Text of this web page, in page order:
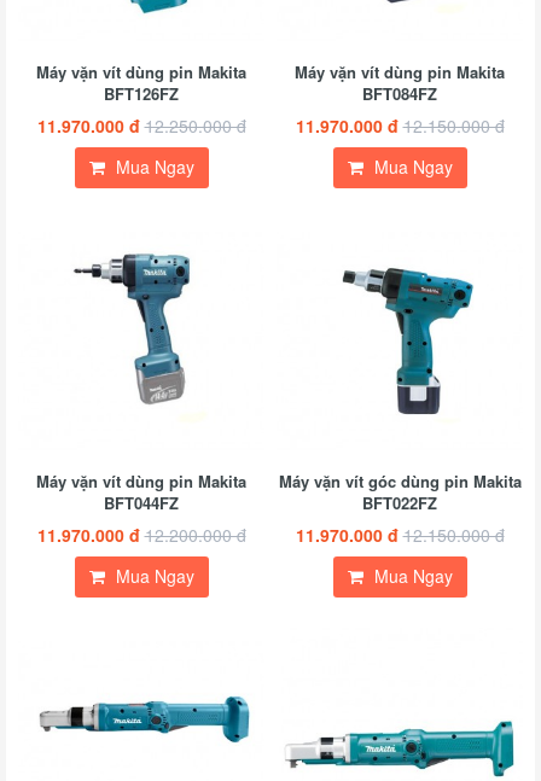
Máy vặn vít dùng pin Makita
BFT126FZ
11.970.000 đ 12.250.000 đ
Mua Ngay
Máy vặn vít dùng pin Makita
BFT084FZ
11.970.000 đ 12.150.000 đ
Mua Ngay
Máy vặn vít dùng pin Makita
BFT044FZ
11.970.000 đ 12.200.000 đ
Mua Ngay
Máy vặn vít góc dùng pin Makita
BFT022FZ
11.970.000 đ 12.150.000 đ
Mua Ngay